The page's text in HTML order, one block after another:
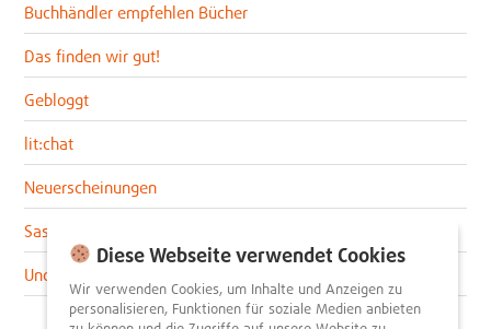
Buchhändler empfehlen Bücher
Das finden wir gut!
Gebloggt
lit:chat
Neuerscheinungen
Sascha im lit:blog
Uncategorized
Diese Webseite verwendet Cookies
Wir verwenden Cookies, um Inhalte und Anzeigen zu
personalisieren, Funktionen für soziale Medien anbieten